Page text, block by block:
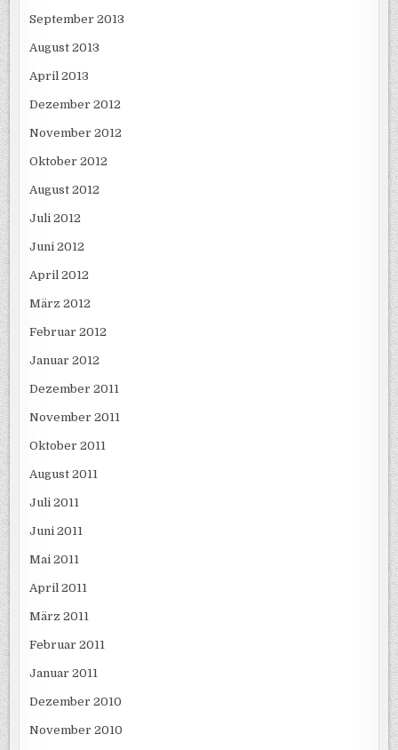
September 2013
August 2013
April 2013
Dezember 2012
November 2012
Oktober 2012
August 2012
Juli 2012
Juni 2012
April 2012
März 2012
Februar 2012
Januar 2012
Dezember 2011
November 2011
Oktober 2011
August 2011
Juli 2011
Juni 2011
Mai 2011
April 2011
März 2011
Februar 2011
Januar 2011
Dezember 2010
November 2010